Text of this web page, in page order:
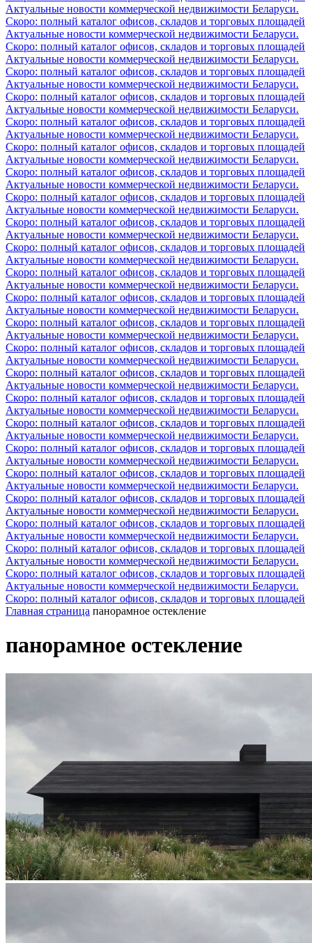
Актуальные новости коммерческой недвижимости Беларуси.
Скоро: полный каталог офисов, складов и торговых площадей
Актуальные новости коммерческой недвижимости Беларуси.
Скоро: полный каталог офисов, складов и торговых площадей
Актуальные новости коммерческой недвижимости Беларуси.
Скоро: полный каталог офисов, складов и торговых площадей
Актуальные новости коммерческой недвижимости Беларуси.
Скоро: полный каталог офисов, складов и торговых площадей
Актуальные новости коммерческой недвижимости Беларуси.
Скоро: полный каталог офисов, складов и торговых площадей
Актуальные новости коммерческой недвижимости Беларуси.
Скоро: полный каталог офисов, складов и торговых площадей
Актуальные новости коммерческой недвижимости Беларуси.
Скоро: полный каталог офисов, складов и торговых площадей
Актуальные новости коммерческой недвижимости Беларуси.
Скоро: полный каталог офисов, складов и торговых площадей
Актуальные новости коммерческой недвижимости Беларуси.
Скоро: полный каталог офисов, складов и торговых площадей
Актуальные новости коммерческой недвижимости Беларуси.
Скоро: полный каталог офисов, складов и торговых площадей
Актуальные новости коммерческой недвижимости Беларуси.
Скоро: полный каталог офисов, складов и торговых площадей
Актуальные новости коммерческой недвижимости Беларуси.
Скоро: полный каталог офисов, складов и торговых площадей
Актуальные новости коммерческой недвижимости Беларуси.
Скоро: полный каталог офисов, складов и торговых площадей
Актуальные новости коммерческой недвижимости Беларуси.
Скоро: полный каталог офисов, складов и торговых площадей
Актуальные новости коммерческой недвижимости Беларуси.
Скоро: полный каталог офисов, складов и торговых площадей
Актуальные новости коммерческой недвижимости Беларуси.
Скоро: полный каталог офисов, складов и торговых площадей
Актуальные новости коммерческой недвижимости Беларуси.
Скоро: полный каталог офисов, складов и торговых площадей
Актуальные новости коммерческой недвижимости Беларуси.
Скоро: полный каталог офисов, складов и торговых площадей
Актуальные новости коммерческой недвижимости Беларуси.
Скоро: полный каталог офисов, складов и торговых площадей
Актуальные новости коммерческой недвижимости Беларуси.
Скоро: полный каталог офисов, складов и торговых площадей
Актуальные новости коммерческой недвижимости Беларуси.
Скоро: полный каталог офисов, складов и торговых площадей
Актуальные новости коммерческой недвижимости Беларуси.
Скоро: полный каталог офисов, складов и торговых площадей
Актуальные новости коммерческой недвижимости Беларуси.
Скоро: полный каталог офисов, складов и торговых площадей
Актуальные новости коммерческой недвижимости Беларуси.
Скоро: полный каталог офисов, складов и торговых площадей
Главная страница панорамное остекление
панорамное остекление